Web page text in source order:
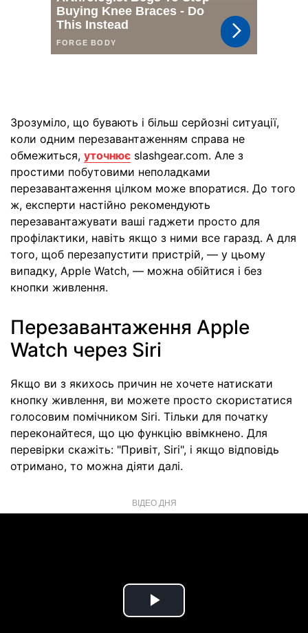
Зрозуміло, що бувають і більш серйозні ситуації,
коли одним перезавантаженням справа не
обмежиться, уточнює slashgear.com. Але з
простими побутовими неполадками
перезавантаження цілком може впоратися. До того
ж, експерти настійно рекомендують
перезавантажувати ваші гаджети просто для
профілактики, навіть якщо з ними все гаразд. А для
того, щоб перезапустити пристрій, — у цьому
випадку, Apple Watch, — можна обійтися і без
кнопки живлення.
Перезавантаження Apple
Watch через Siri
Якщо ви з якихось причин не хочете натискати
кнопку живлення, ви можете просто скористатися
голосовим помічником Siri. Тільки для початку
переконайтеся, що цю функцію ввімкнено. Для
перевірки скажіть: "Привіт, Siri", і якщо відповідь
отримано, то можна діяти далі.
ВІДЕО ДНЯ
Play